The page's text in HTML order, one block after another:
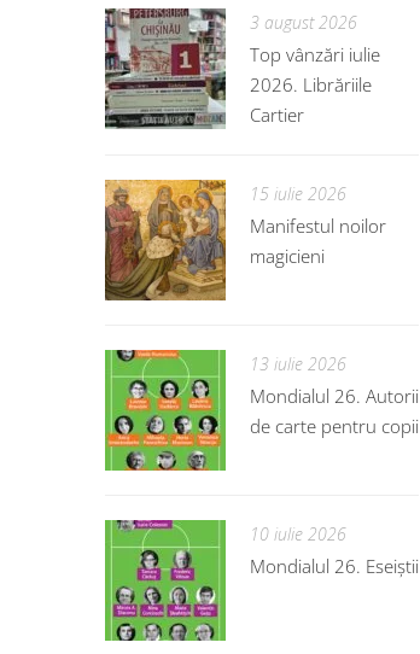
3 august 2026
Top vânzări iulie
2026. Librăriile
Cartier
15 iulie 2026
Manifestul noilor
magicieni
13 iulie 2026
Mondialul 26. Autorii
de carte pentru copii
10 iulie 2026
Mondialul 26. Eseiștii